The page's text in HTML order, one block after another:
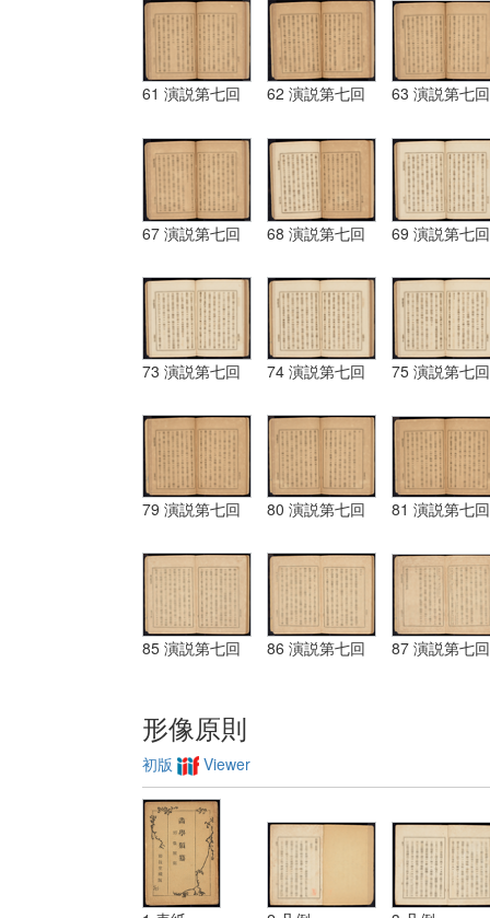
61 演説第七回 62 演説第七回 63 演説第七回
67 演説第七回 68 演説第七回 69 演説第七回
73 演説第七回 74 演説第七回 75 演説第七回
79 演説第七回 80 演説第七回 81 演説第七回
85 演説第七回 86 演説第七回 87 演説第七回
形像原則
初版 Viewer